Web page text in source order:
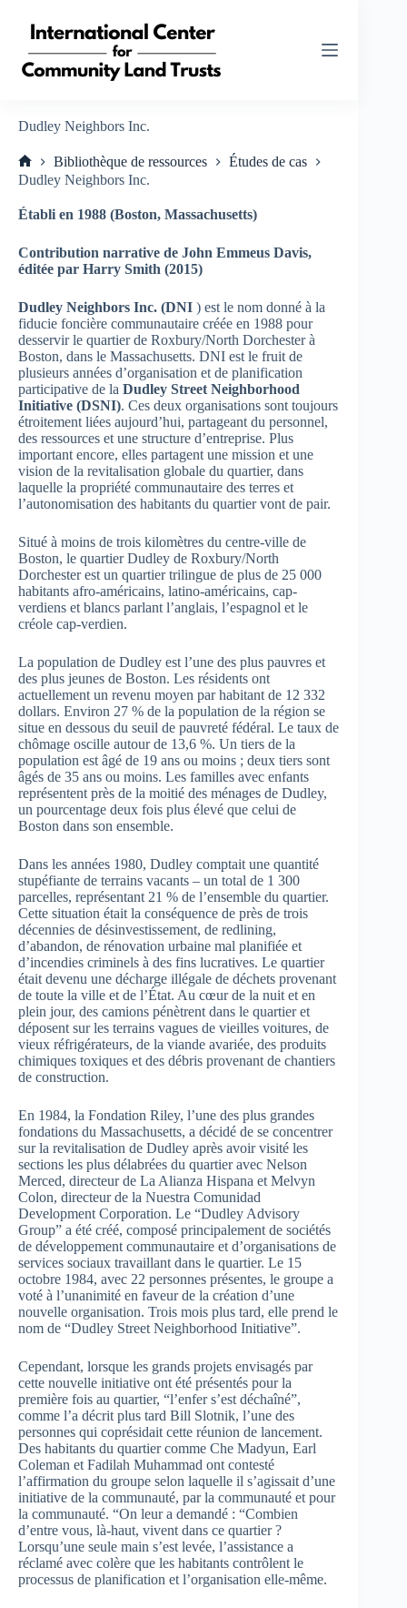
contenu
Dudley Neighbors Inc.
Accueil
Bibliothèque de ressources
Études de cas
Dudley Neighbors Inc.
Établi en 1988 (Boston, Massachusetts)
Contribution narrative de John Emmeus Davis,
éditée par Harry Smith (2015)
Dudley Neighbors Inc. (DNI ) est le nom donné à la
fiducie foncière communautaire créée en 1988 pour
desservir le quartier de Roxbury/North Dorchester à
Boston, dans le Massachusetts. DNI est le fruit de
plusieurs années d’organisation et de planification
participative de la Dudley Street Neighborhood
Initiative (DSNI). Ces deux organisations sont toujours
étroitement liées aujourd’hui, partageant du personnel,
des ressources et une structure d’entreprise. Plus
important encore, elles partagent une mission et une
vision de la revitalisation globale du quartier, dans
laquelle la propriété communautaire des terres et
l’autonomisation des habitants du quartier vont de pair.
Situé à moins de trois kilomètres du centre-ville de
Boston, le quartier Dudley de Roxbury/North
Dorchester est un quartier trilingue de plus de 25 000
habitants afro-américains, latino-américains, cap-
verdiens et blancs parlant l’anglais, l’espagnol et le
créole cap-verdien.
La population de Dudley est l’une des plus pauvres et
des plus jeunes de Boston. Les résidents ont
actuellement un revenu moyen par habitant de 12 332
dollars. Environ 27 % de la population de la région se
situe en dessous du seuil de pauvreté fédéral. Le taux de
chômage oscille autour de 13,6 %. Un tiers de la
population est âgé de 19 ans ou moins ; deux tiers sont
âgés de 35 ans ou moins. Les familles avec enfants
représentent près de la moitié des ménages de Dudley,
un pourcentage deux fois plus élevé que celui de
Boston dans son ensemble.
Dans les années 1980, Dudley comptait une quantité
stupéfiante de terrains vacants – un total de 1 300
parcelles, représentant 21 % de l’ensemble du quartier.
Cette situation était la conséquence de près de trois
décennies de désinvestissement, de redlining,
d’abandon, de rénovation urbaine mal planifiée et
d’incendies criminels à des fins lucratives. Le quartier
était devenu une décharge illégale de déchets provenant
de toute la ville et de l’État. Au cœur de la nuit et en
plein jour, des camions pénètrent dans le quartier et
déposent sur les terrains vagues de vieilles voitures, de
vieux réfrigérateurs, de la viande avariée, des produits
chimiques toxiques et des débris provenant de chantiers
de construction.
En 1984, la Fondation Riley, l’une des plus grandes
fondations du Massachusetts, a décidé de se concentrer
sur la revitalisation de Dudley après avoir visité les
sections les plus délabrées du quartier avec Nelson
Merced, directeur de La Alianza Hispana et Melvyn
Colon, directeur de la Nuestra Comunidad
Development Corporation. Le “Dudley Advisory
Group” a été créé, composé principalement de sociétés
de développement communautaire et d’organisations de
services sociaux travaillant dans le quartier. Le 15
octobre 1984, avec 22 personnes présentes, le groupe a
voté à l’unanimité en faveur de la création d’une
nouvelle organisation. Trois mois plus tard, elle prend le
nom de “Dudley Street Neighborhood Initiative”.
Cependant, lorsque les grands projets envisagés par
cette nouvelle initiative ont été présentés pour la
première fois au quartier, “l’enfer s’est déchaîné”,
comme l’a décrit plus tard Bill Slotnik, l’une des
personnes qui coprésidait cette réunion de lancement.
Des habitants du quartier comme Che Madyun, Earl
Coleman et Fadilah Muhammad ont contesté
l’affirmation du groupe selon laquelle il s’agissait d’une
initiative de la communauté, par la communauté et pour
la communauté. “On leur a demandé : “Combien
d’entre vous, là-haut, vivent dans ce quartier ?
Lorsqu’une seule main s’est levée, l’assistance a
réclamé avec colère que les habitants contrôlent le
processus de planification et l’organisation elle-même.